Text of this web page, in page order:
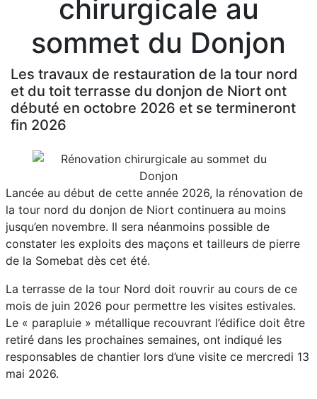
chirurgicale au
sommet du Donjon
Les travaux de restauration de la tour nord
et du toit terrasse du donjon de Niort ont
débuté en octobre 2026 et se termineront
fin 2026
Lancée au début de cette année 2026, la rénovation de
la tour nord du donjon de Niort continuera au moins
jusqu’en novembre. Il sera néanmoins possible de
constater les exploits des maçons et tailleurs de pierre
de la Somebat dès cet été.
La terrasse de la tour Nord doit rouvrir au cours de ce
mois de juin 2026 pour permettre les visites estivales.
Le « parapluie » métallique recouvrant l’édifice doit être
retiré dans les prochaines semaines, ont indiqué les
responsables de chantier lors d’une visite ce mercredi 13
mai 2026.